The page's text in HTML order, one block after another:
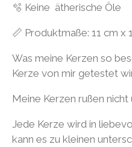
🫧 Keine ätherische Öle
📏 Produktmaße: 11 cm x
Was meine Kerzen so
Kerze von mir getestet
Meine Kerzen rußen
Jede Kerze wird in
kann es zu kleinen